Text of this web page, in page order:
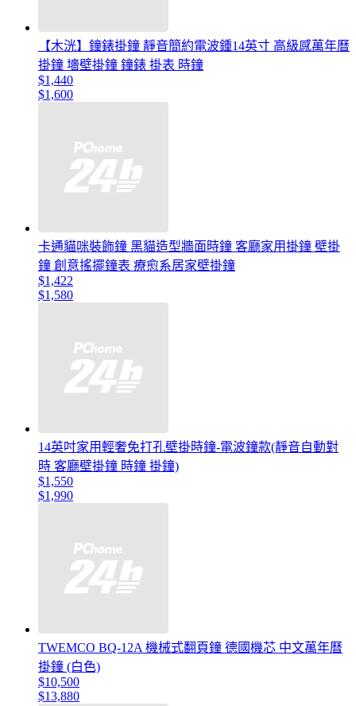
【木洸】鐘錶掛鐘 靜音簡約電波鍾14英寸 高級感萬年曆
掛鐘 墻壁掛鐘 鐘錶 掛表 時鐘
$1,440
$1,600
卡通貓咪裝飾鐘 黑貓造型牆面時鐘 客廳家用掛鐘 壁掛
鐘 創意搖擺鐘表 療愈系居家壁掛鐘
$1,422
$1,580
14英吋家用輕奢免打孔壁掛時鐘-電波鐘款(靜音自動對
時 客廳壁掛鐘 時鐘 掛鐘)
$1,550
$1,990
TWEMCO BQ-12A 機械式翻頁鐘 德國機芯 中文萬年曆
掛鐘 (白色)
$10,500
$13,880